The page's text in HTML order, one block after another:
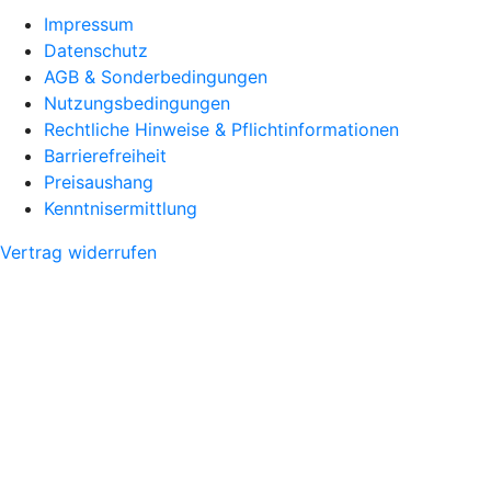
Impressum
Datenschutz
AGB & Sonderbedingungen
Nutzungsbedingungen
Rechtliche Hinweise & Pflichtinformationen
Barrierefreiheit
Preisaushang
Kenntnisermittlung
Vertrag widerrufen